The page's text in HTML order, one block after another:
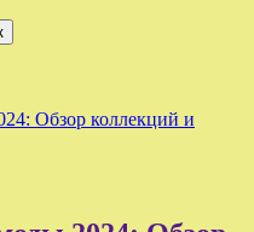
Обзор коллекций и